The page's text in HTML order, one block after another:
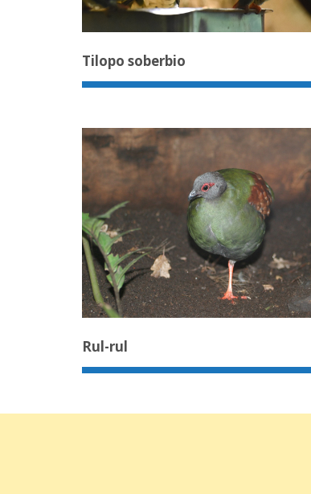
Tilopo soberbio
Rul-rul